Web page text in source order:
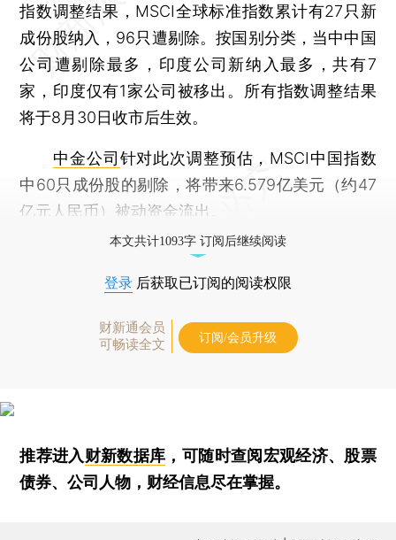
指数调整结果，MSCI全球标准指数累计有27只新
成份股纳入，96只遭剔除。按国别分类，当中中国
公司遭剔除最多，印度公司新纳入最多，共有7
家，印度仅有1家公司被移出。所有指数调整结果
将于8月30日收市后生效。
中金公司针对此次调整预估，MSCI中国指数
中60只成份股的剔除，将带来6.579亿美元（约47
亿元人民币）被动资金流出。
本文共计1093字 订阅后继续阅读
登录 后获取已订阅的阅读权限
财新通会员
可畅读全文
订阅/会员升级
推荐进入财新数据库 ，可随时查阅宏观经济、股票
债券、公司人物，财经信息尽在掌握。